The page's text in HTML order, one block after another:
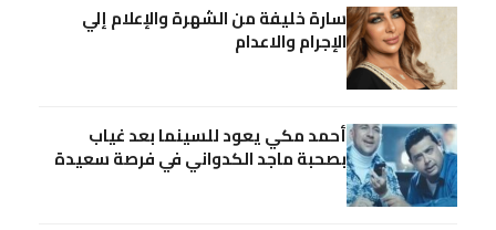
سارة خليفة من الشهرة والإعلام إلي
الإجرام والاعدام
أحمد مكي يعود للسينما بعد غياب
بصحبة ماجد الكدواني في فرصة سعيدة